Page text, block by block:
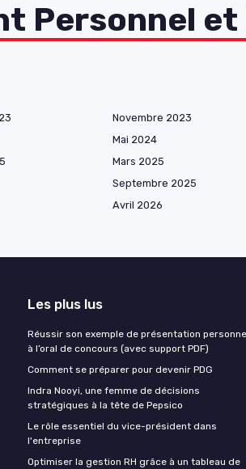
Personnel et
Novembre 2023
Mai 2024
Mars 2025
Septembre 2025
Avril 2026
Les plus lus
Réussir son exemple de présentation
à l’oral de concours (avec support PDF)
Comment se préparer pour devenir PDG
Indra Nooyi, une femme de décisions
stratégiques à la tête de Pepsico
Le rôle essentiel du vice-président dans
l'entreprise
Optimiser la gestion RH grâce à un tableau de